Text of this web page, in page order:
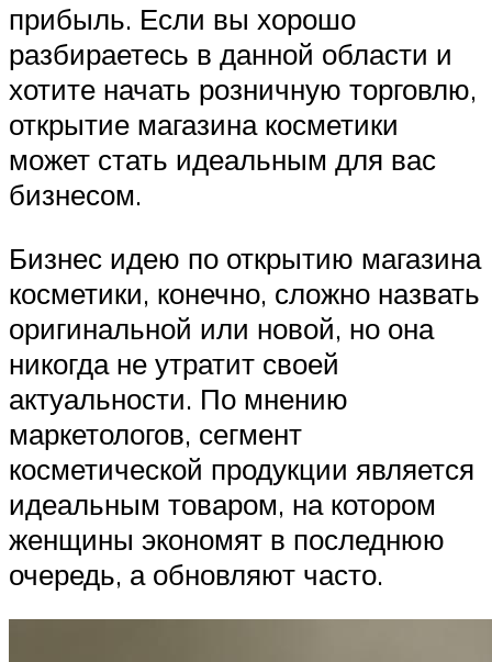
прибыль. Если вы хорошо
разбираетесь в данной области и
хотите начать розничную торговлю,
открытие магазина косметики
может стать идеальным для вас
бизнесом.
Бизнес идею по открытию магазина
косметики, конечно, сложно назвать
оригинальной или новой, но она
никогда не утратит своей
актуальности. По мнению
маркетологов, сегмент
косметической продукции является
идеальным товаром, на котором
женщины экономят в последнюю
очередь, а обновляют часто.